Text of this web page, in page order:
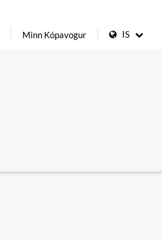
Minn Kópavogur IS